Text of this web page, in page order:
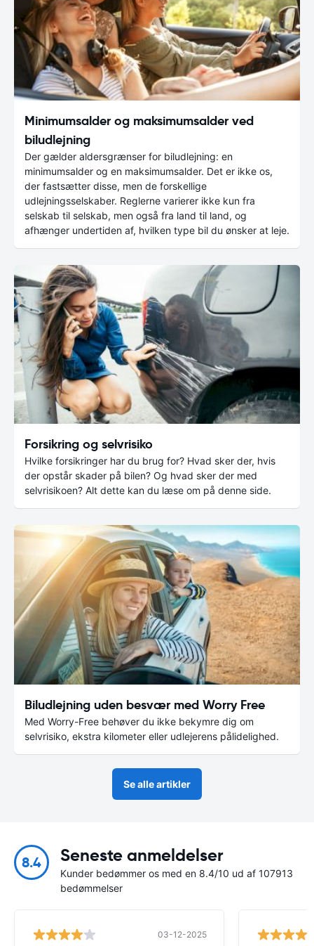
Minimumsalder og maksimumsalder ved
biludlejning
Der gælder aldersgrænser for biludlejning: en
minimumsalder og en maksimumsalder. Det er ikke os,
der fastsætter disse, men de forskellige
udlejningsselskaber. Reglerne varierer ikke kun fra
selskab til selskab, men også fra land til land, og
afhænger undertiden af, hvilken type bil du ønsker at leje.
Forsikring og selvrisiko
Hvilke forsikringer har du brug for? Hvad sker der, hvis
der opstår skader på bilen? Og hvad sker der med
selvrisikoen? Alt dette kan du læse om på denne side.
Biludlejning uden besvær med Worry Free
Med Worry-Free behøver du ikke bekymre dig om
selvrisiko, ekstra kilometer eller udlejerens pålidelighed.
Se alle artikler
8.4 Seneste anmeldelser
Kunder bedømmer os med en 8.4/10 ud af 107913
bedømmelser
03-12-2025